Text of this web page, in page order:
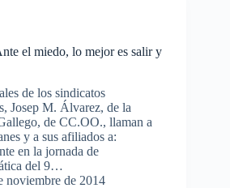
el miedo, lo mejor es salir y
de los sindicatos
Josep M. Álvarez, de la
de CC.OO., llaman a
y a sus afiliados a:
en la jornada de
del 9…
noviembre de 2014